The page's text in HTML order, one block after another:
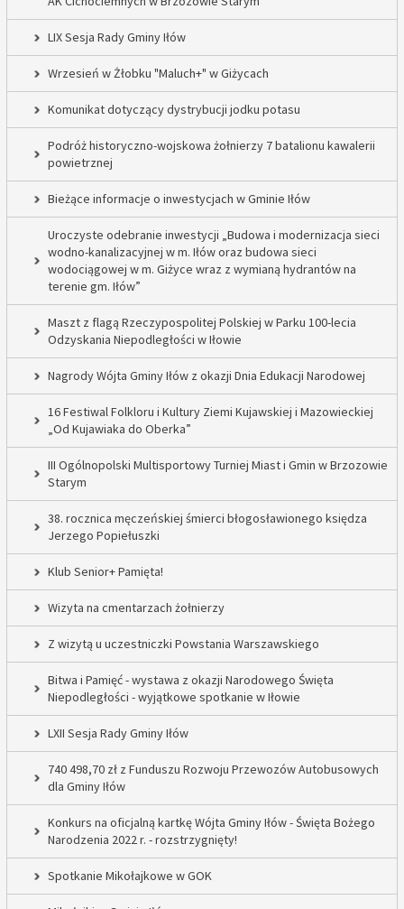
LIX Sesja Rady Gminy Iłów
Wrzesień w Żłobku "Maluch+" w Giżycach
Komunikat dotyczący dystrybucji jodku potasu
Podróż historyczno-wojskowa żołnierzy 7 batalionu kawalerii
powietrznej
Bieżące informacje o inwestycjach w Gminie Iłów
Uroczyste odebranie inwestycji „Budowa i modernizacja sieci
wodno-kanalizacyjnej w m. Iłów oraz budowa sieci
wodociągowej w m. Giżyce wraz z wymianą hydrantów na
terenie gm. Iłów”
Maszt z flagą Rzeczypospolitej Polskiej w Parku 100-lecia
Odzyskania Niepodległości w Iłowie
Nagrody Wójta Gminy Iłów z okazji Dnia Edukacji Narodowej
16 Festiwal Folkloru i Kultury Ziemi Kujawskiej i Mazowieckiej
„Od Kujawiaka do Oberka”
III Ogólnopolski Multisportowy Turniej Miast i Gmin w Brzozowie
Starym
38. rocznica męczeńskiej śmierci błogosławionego księdza
Jerzego Popiełuszki
Klub Senior+ Pamięta!
Wizyta na cmentarzach żołnierzy
Z wizytą u uczestniczki Powstania Warszawskiego
Bitwa i Pamięć - wystawa z okazji Narodowego Święta
Niepodległości - wyjątkowe spotkanie w Iłowie
LXII Sesja Rady Gminy Iłów
740 498,70 zł z Funduszu Rozwoju Przewozów Autobusowych
dla Gminy Iłów
Konkurs na oficjalną kartkę Wójta Gminy Iłów - Święta Bożego
Narodzenia 2022 r. - rozstrzygnięty!
Spotkanie Mikołajkowe w GOK